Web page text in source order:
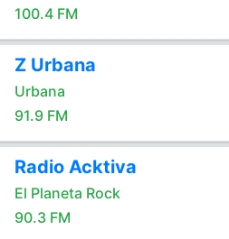
100.4 FM
Z Urbana
Urbana
91.9 FM
Radio Acktiva
El Planeta Rock
90.3 FM